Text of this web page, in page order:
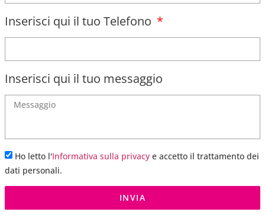
Inserisci qui il tuo Telefono
Inserisci qui il tuo messaggio
Ho letto l'Informativa sulla privacy e accetto il trattamento dei
dati personali.
INVIA